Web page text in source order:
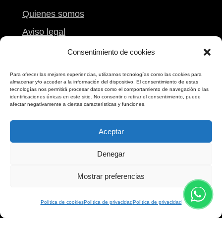
Consentimiento de cookies
Para ofrecer las mejores experiencias, utilizamos tecnologías como las cookies para
almacenar y/o acceder a la información del dispositivo. El consentimiento de estas
tecnologías nos permitirá procesar datos como el comportamiento de navegación o las
identificaciones únicas en este sitio. No consentir o retirar el consentimiento, puede
afectar negativamente a ciertas características y funciones.
Aceptar
Denegar
Mostrar preferencias
Política de cookiesPolítica de privacidadPolítica de privacidad
Quienes somos
Aviso legal
Condiciones
Mi carrito